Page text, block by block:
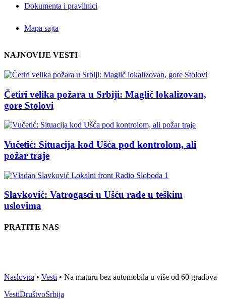
Dokumenta i pravilnici
Mapa sajta
NAJNOVIJE VESTI
Četiri velika požara u Srbiji: Maglič lokalizovan,
gore Stolovi
Vučetić: Situacija kod Ušća pod kontrolom, ali
požar traje
Slavković: Vatrogasci u Ušću rade u teškim
uslovima
PRATITE NAS
Naslovna • Vesti • Na maturu bez automobila u više od 60 gradova
VestiDruštvoSrbija